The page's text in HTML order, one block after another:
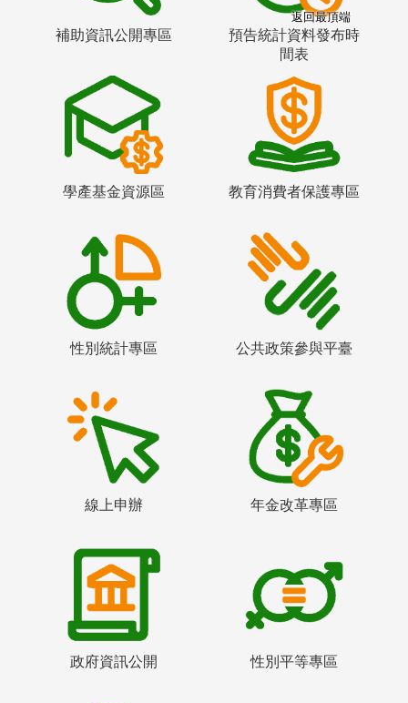
補助資訊公開專區
預告統計資料發布時
間表
學產基金資源區 教育消費者保護專區
性別統計專區 公共政策參與平臺
線上申辦 年金改革專區
政府資訊公開 性別平等專區
返回最頂端